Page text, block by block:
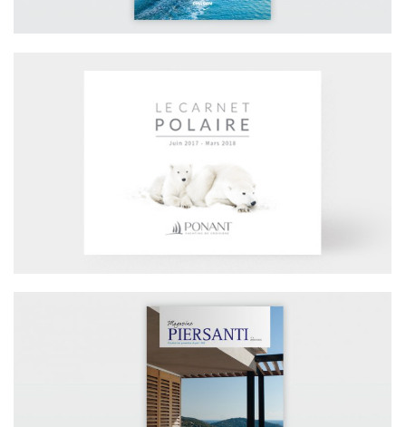
TOURISME / CARNET POLAIRE PONANT
BTP / MAGAZINE PIERSANTI